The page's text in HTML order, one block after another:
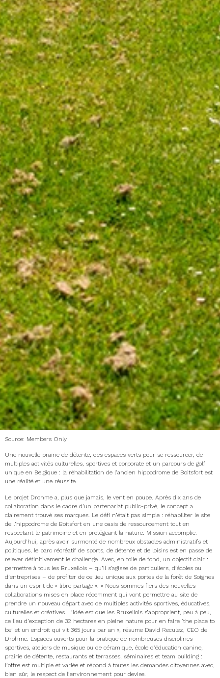
Source: Members Only
Une nouvelle prairie de détente, des espaces verts pour se ressourcer, de
multiples activités culturelles, sportives et corporate et un parcours de golf
unique en Belgique : la réhabilitation de l’ancien hippodrome de Boitsfort est
une réalité et une réussite.
Le projet Drohme a, plus que jamais, le vent en poupe. Après dix ans de
collaboration dans le cadre d’un partenariat public-privé, le concept a
clairement trouvé ses marques. Le défi n’était pas simple : réhabiliter le site
de l’hippodrome de Boitsfort en une oasis de ressourcement tout en
respectant le patrimoine et en protégeant la nature. Mission accomplie.
Aujourd’hui, après avoir surmonté de nombreux obstacles administratifs et
politiques, le parc récréatif de sports, de détente et de loisirs est en passe de
relever définitivement le challenge. Avec, en toile de fond, un objectif clair :
permettre à tous les Bruxellois – qu’il s’agisse de particuliers, d’écoles ou
d’entreprises – de profiter de ce lieu unique aux portes de la forêt de Soignes
dans un esprit de « libre partage ». « Nous sommes fiers des nouvelles
collaborations mises en place récemment qui vont permettre au site de
prendre un nouveau départ avec de multiples activités sportives, éducatives,
culturelles et créatives. L’idée est que les Bruxellois s’approprient, peu à peu,
ce lieu d’exception de 32 hectares en pleine nature pour en faire ‘the place to
be’ et un endroit qui vit 365 jours par an », résume David Reculez, CEO de
Drohme. Espaces ouverts pour la pratique de nombreuses disciplines
sportives, ateliers de musique ou de céramique, école d’éducation canine,
prairie de détente, restaurants et terrasses, séminaires et team building :
l’offre est multiple et variée et répond à toutes les demandes citoyennes avec,
bien sûr, le respect de l’environnement pour devise.